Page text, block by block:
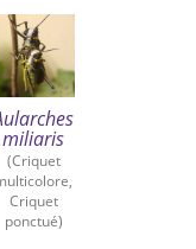
miliaris
(Criquet
Criquet
ponctué)